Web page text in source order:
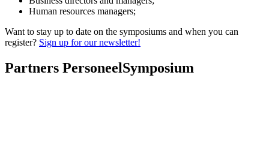
Human resources managers;
Want to stay up to date on the symposiums and when you can
register? Sign up for our newsletter!
Partners PersoneelSymposium